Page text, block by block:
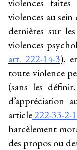
violences au
dernières sur
violences
art. 222-14-3),
toute violence
(sans les
d’appréciation
article222-33-2-1
harcèlement
des propos ou